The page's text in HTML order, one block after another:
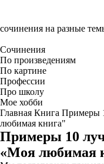
сочинения на разные
Сочинения
По произведениям
По картине
Профессии
Про школу
Мое хобби
Главная Книга Примеры
любимая книга"
Примеры 10
«Моя любимая